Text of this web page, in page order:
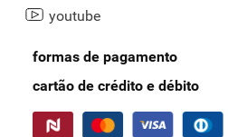
youtube
formas de pagamento
cartão de crédito e débito